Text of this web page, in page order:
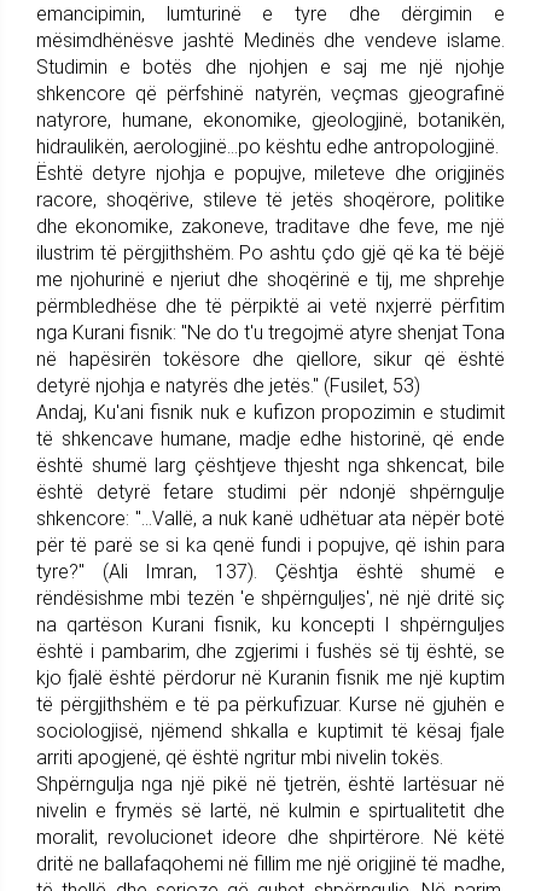
emancipimin, lumturinë e tyre dhe dërgimin e
mësimdhënësve jashtë Medinës dhe vendeve islame.
Studimin e botës dhe njohjen e saj me një njohje
shkencore që përfshinë natyrën, veçmas gjeografinë
natyrore, humane, ekonomike, gjeologjinë, botanikën,
hidraulikën, aerologjinë...po kështu edhe antropologjinë.
Është detyre njohja e popujve, mileteve dhe origjinës
racore, shoqërive, stileve të jetës shoqërore, politike
dhe ekonomike, zakoneve, traditave dhe feve, me një
ilustrim të përgjithshëm. Po ashtu çdo gjë që ka të bëjë
me njohurinë e njeriut dhe shoqërinë e tij, me shprehje
përmbledhëse dhe të përpiktë ai vetë nxjerrë përfitim
nga Kurani fisnik: "Ne do t'u tregojmë atyre shenjat Tona
në hapësirën tokësore dhe qiellore, sikur që është
detyrë njohja e natyrës dhe jetës." (Fusilet, 53)
Andaj, Ku'ani fisnik nuk e kufizon propozimin e studimit
të shkencave humane, madje edhe historinë, që ende
është shumë larg çështjeve thjesht nga shkencat, bile
është detyrë fetare studimi për ndonjë shpërngulje
shkencore: "...Vallë, a nuk kanë udhëtuar ata nëpër botë
për të parë se si ka qenë fundi i popujve, që ishin para
tyre?" (Ali Imran, 137). Çështja është shumë e
rëndësishme mbi tezën 'e shpërnguljes', në një dritë siç
na qartëson Kurani fisnik, ku koncepti I shpërnguljes
është i pambarim, dhe zgjerimi i fushës së tij është, se
kjo fjalë është përdorur në Kuranin fisnik me një kuptim
të përgjithshëm e të pa përkufizuar. Kurse në gjuhën e
sociologjisë, njëmend shkalla e kuptimit të kësaj fjale
arriti apogjenë, që është ngritur mbi nivelin tokës.
Shpërngulja nga një pikë në tjetrën, është lartësuar në
nivelin e frymës së lartë, në kulmin e spirtualitetit dhe
moralit, revolucionet ideore dhe shpirtërore. Në këtë
dritë ne ballafaqohemi në fillim me një origjinë të madhe,